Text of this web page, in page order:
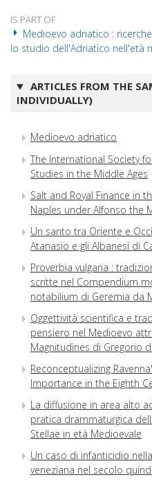
IS PART OF
Medioevo adriatico :
lo studio dell'Adriatico nell'età
ARTICLES FROM THE
INDIVIDUALLY)
Medioevo adriatico
The International Society
Studies in the Middle Ages
Salt and Royal Finance in
Naples under Alfonso the
Un santo tra Oriente e
Atanasio e gli Albanesi di
Proverbia vulgaria :
scritte nel Compendium
notabilium di Geremia da
Oggettività scientifica e
pensiero nel Medioevo
Magnitudines di Gregorio
Reconceptualizing
Importance in the Eighth
La diffusione in area alto
pratica drammaturgica
Stellae in età Medioevale
Un caso di infanticidio
veneziana nel secolo